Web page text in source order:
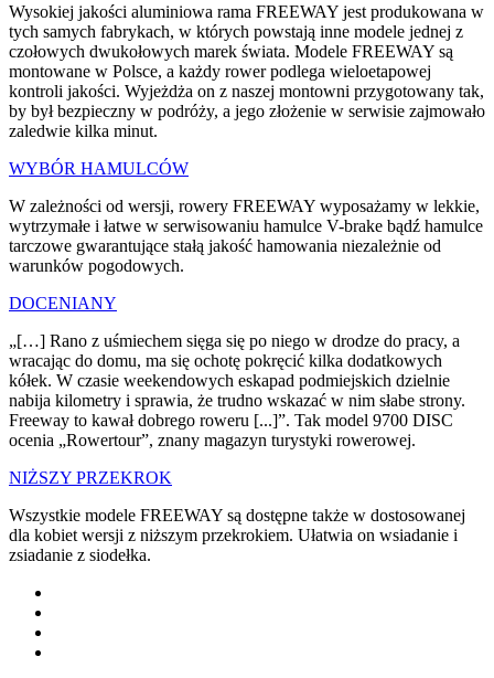
Wysokiej jakości aluminiowa rama FREEWAY jest produkowana w
tych samych fabrykach, w których powstają inne modele jednej z
czołowych dwukołowych marek świata. Modele FREEWAY są
montowane w Polsce, a każdy rower podlega wieloetapowej
kontroli jakości. Wyjeżdża on z naszej montowni przygotowany tak,
by był bezpieczny w podróży, a jego złożenie w serwisie zajmowało
zaledwie kilka minut.
WYBÓR HAMULCÓW
W zależności od wersji, rowery FREEWAY wyposażamy w lekkie,
wytrzymałe i łatwe w serwisowaniu hamulce V-brake bądź hamulce
tarczowe gwarantujące stałą jakość hamowania niezależnie od
warunków pogodowych.
DOCENIANY
„[…] Rano z uśmiechem sięga się po niego w drodze do pracy, a
wracając do domu, ma się ochotę pokręcić kilka dodatkowych
kółek. W czasie weekendowych eskapad podmiejskich dzielnie
nabija kilometry i sprawia, że trudno wskazać w nim słabe strony.
Freeway to kawał dobrego roweru [...]”. Tak model 9700 DISC
ocenia „Rowertour”, znany magazyn turystyki rowerowej.
NIŻSZY PRZEKROK
Wszystkie modele FREEWAY są dostępne także w dostosowanej
dla kobiet wersji z niższym przekrokiem. Ułatwia on wsiadanie i
zsiadanie z siodełka.